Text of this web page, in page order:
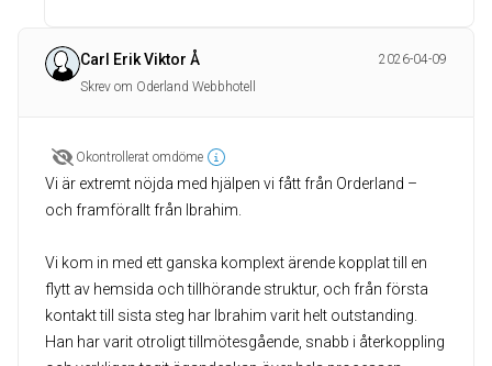
Carl Erik Viktor Å
2026-04-09
Skrev om Oderland Webbhotell
Okontrollerat omdöme
Vi är extremt nöjda med hjälpen vi fått från Orderland –
och framförallt från Ibrahim.
Vi kom in med ett ganska komplext ärende kopplat till en
flytt av hemsida och tillhörande struktur, och från första
kontakt till sista steg har Ibrahim varit helt outstanding.
Han har varit otroligt tillmötesgående, snabb i återkoppling